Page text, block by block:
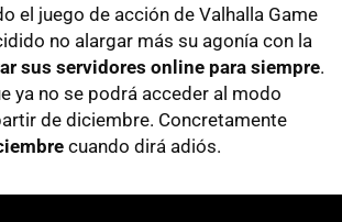
el juego de acción de Valhalla Game
no alargar más su agonía con la
sus servidores online para siempre.
ya no se podrá acceder al modo
de diciembre. Concretamente
cuando dirá adiós.